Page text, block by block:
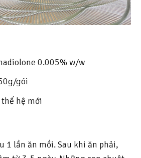
0.005% w/w
gói
hệ mới
1 lần ăn mồi. Sau khi ăn phải,